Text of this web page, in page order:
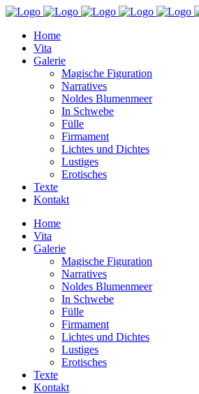
Home
Vita
Galerie
Magische Figuration
Narratives
Noldes Blumenmeer
In Schwebe
Fülle
Firmament
Lichtes und Dichtes
Lustiges
Erotisches
Texte
Kontakt
Home
Vita
Galerie
Magische Figuration
Narratives
Noldes Blumenmeer
In Schwebe
Fülle
Firmament
Lichtes und Dichtes
Lustiges
Erotisches
Texte
Kontakt